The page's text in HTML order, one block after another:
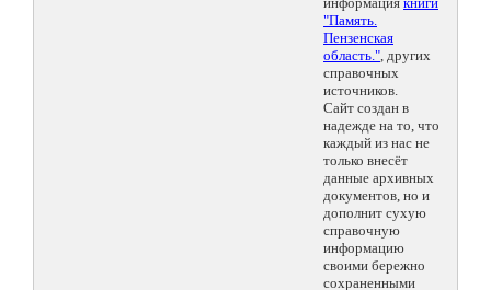
"Память.
Пензенская
область.", других
справочных
источников.
Сайт создан в
надежде на то, что
каждый из нас не
только внесёт
данные архивных
документов, но и
дополнит сухую
справочную
информацию
своими бережно
сохраненными